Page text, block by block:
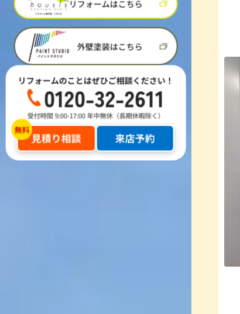
リフォームはこちら
外壁塗装はこちら
リフォームのことはぜひご相談ください！
0120-32-2611
受付時間 9:00-17:00 年中無休（長期休暇除く）
見積り相談 来店予約